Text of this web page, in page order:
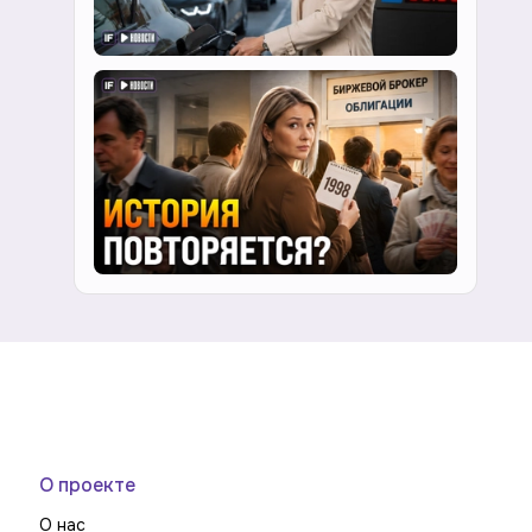
О проекте
О нас